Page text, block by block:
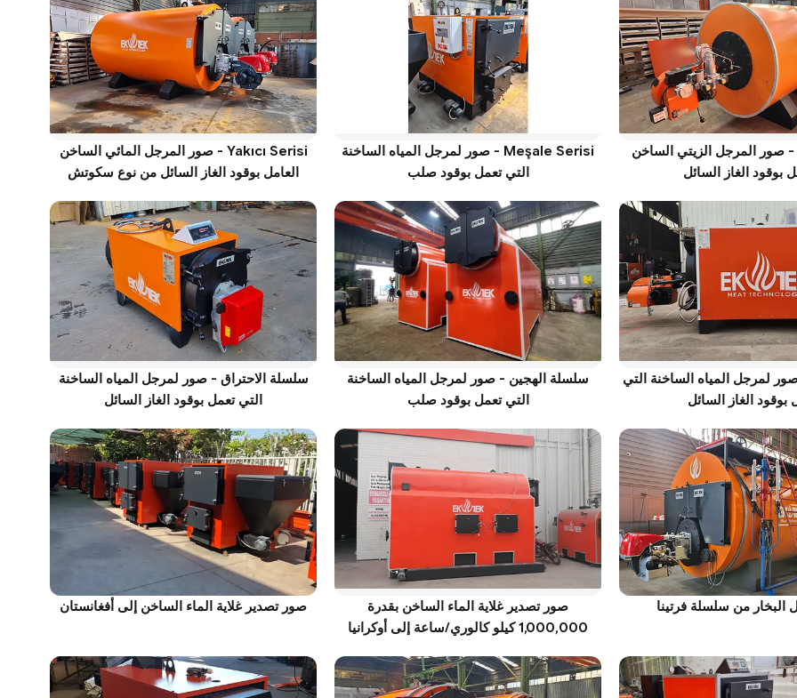
Anka Serisi - صور المرجل الزيتي الساخن
بوقود الغاز السائل
Meşale Serisi - صور لمرجل المياه الساخنة
التي تعمل بوقود صلب
Yakıcı Serisi - صور المرجل المائي الساخن
العامل بوقود الغاز السائل من نوع سكوتش
لمرجل المياه الساخنة التي
بوقود الغاز السائل
سلسلة الهجين - صور لمرجل المياه الساخنة
التي تعمل بوقود صلب
سلسلة الاحتراق - صور لمرجل المياه الساخنة
التي تعمل بوقود الغاز السائل
من سلسلة فرتينا
صور تصدير غلاية الماء الساخن بقدرة
1,000,000 كيلو كالوري/ساعة إلى أوكرانيا
صور تصدير غلاية الماء الساخن إلى أفغانستان